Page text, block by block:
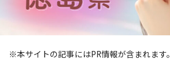
※本サイトの記事にはPR情報が含まれます。